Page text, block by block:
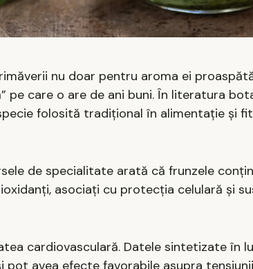
nu doar pentru aroma ei
pe care o are de ani buni. În literatura
folosită tradițional în alimentație și
de specialitate arată că frunzele
asociați cu protecția celulară și
cardiovasculară. Datele sintetizate în
avea efecte favorabile asupra